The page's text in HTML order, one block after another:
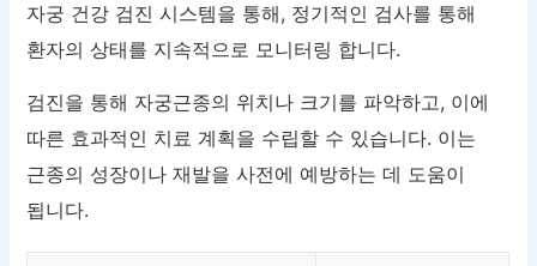
자궁 건강 검진 시스템을 통해, 정기적인 검사를 통해
환자의 상태를 지속적으로 모니터링 합니다.
검진을 통해 자궁근종의 위치나 크기를 파악하고, 이에
따른 효과적인 치료 계획을 수립할 수 있습니다. 이는
근종의 성장이나 재발을 사전에 예방하는 데 도움이
됩니다.